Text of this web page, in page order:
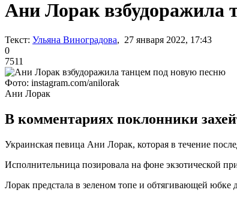
Ани Лорак взбудоражила
Текст: Ульяна Виноградова, 27 января 2022, 17:43
0
7511
Фото: instagram.com/anilorak
Ани Лорак
В комментариях поклонники
Украинская певица Ани Лорак, которая в течение
Исполнительница позировала на фоне экзотической
Лорак предстала в зеленом топе и обтягивающей